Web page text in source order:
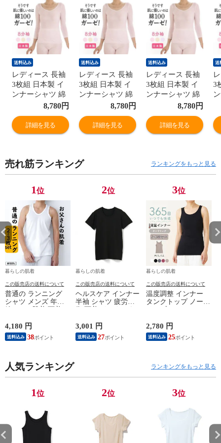
送料込み
レディース 長袖
3枚組 日本製 イ
ンナーシャツ 綿
100% 8分袖 レー
ス付き 綿ガーゼ
国産 婦人 肌着
G5014B-RT
8,780円
詳細を見る
送料込み
レディース 長袖
3枚組 日本製 イ
ンナーシャツ 綿
100% 8分袖 レー
ス付き 綿ガーゼ
国産 婦人 肌着
G5014B-RT
8,780円
詳細を見る
送料込み
レディース 長袖
3枚組 日本製 イ
ンナーシャツ 綿
100% 8分袖 レー
ス付き 綿ガーゼ
国産 婦人 肌着
G5014B-RT
8,780円
詳細を見る
送
3
売れ筋ランキング ランキングをもっと見る
1位
暮らしの肌着
この販売店の送料について
普通の ランニング
シャツ メンズ 年間
ンクトップ ノースリ
ーブ インナー 紳士
男性 シニア 抗菌 防
4,180 円
送料込み 38
2位
暮らしの肌着
この販売店の送料について
ヘルスケア インナー
半袖 シャツ 疲労回
外線 疲労軽減 ボデ
ィケア 健康 プレゼ
ント ギフト ヘルス
3,001 円
送料込み 27
3位
暮らしの肌着
この販売店の送料について
温度調整 インナー
タンクトップ ノース
オフホワイト/ブラウ
ン/ブラック/チャコ
ールグレー/ピンク
2,780 円
送料込み 25
人気ランキング ランキングをもっと見る
1位 2位 3位